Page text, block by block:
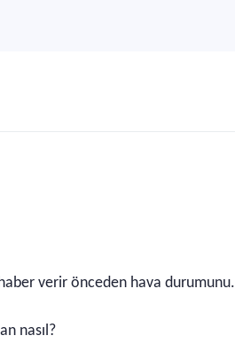
verir önceden hava durumunu.
nasıl?